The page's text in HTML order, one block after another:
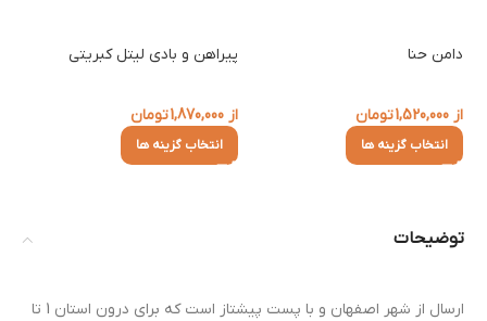
دامن حنا
از 1,520,000تومان
انتخاب گزینه ها
پیراهن و بادی لیتل کبریتی
از 1,870,000تومان
انتخاب گزینه ها
توضیحات
ارسال از شهر اصفهان و با پست پیشتاز است که برای درون استان 1 تا